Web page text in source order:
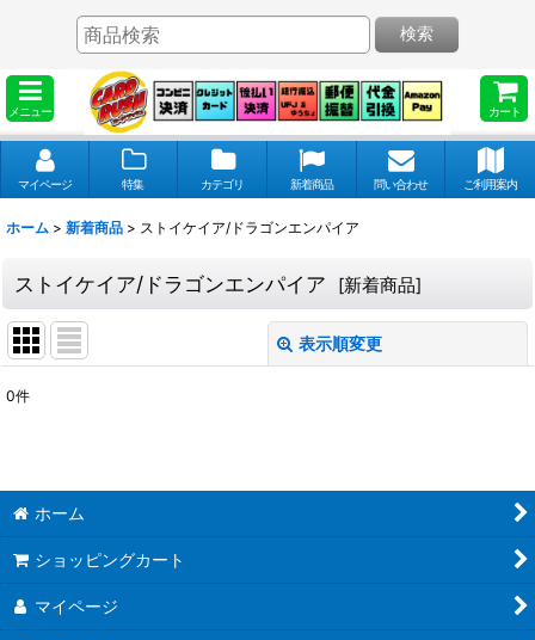
メニュー カート
検索
マイページ 特集 カテゴリ 新着商品 問い合わせ ご利用案内
ホーム > 新着商品 > ストイケイア/ドラゴンエンパイア
ストイケイア/ドラゴンエンパイア [新着商品]
表示順変更
絞り込む
0件
ホーム
ショッピングカート
マイページ